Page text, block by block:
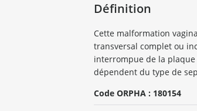
Définition
Cette malformation
transversal complet ou
interrompue de la plaque
dépendent du type de
Code ORPHA : 180154